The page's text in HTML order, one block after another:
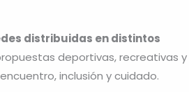
distribuidas en distintos
deportivas, recreativas y
inclusión y cuidado.